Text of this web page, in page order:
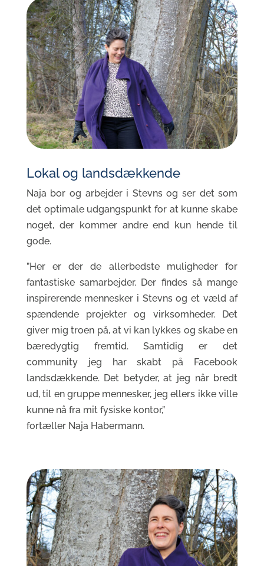
Lokal og landsdækkende
Naja bor og arbejder i Stevns og ser det som
det optimale udgangspunkt for at kunne skabe
noget, der kommer andre end kun hende til
gode.
”Her er der de allerbedste muligheder for
fantastiske samarbejder. Der findes så mange
inspirerende mennesker i Stevns og et væld af
spændende projekter og virksomheder. Det
giver mig troen på, at vi kan lykkes og skabe en
bæredygtig fremtid. Samtidig er det
community jeg har skabt på Facebook
landsdækkende. Det betyder, at jeg når bredt
ud, til en gruppe mennesker, jeg ellers ikke ville
kunne nå fra mit fysiske kontor,”
fortæller Naja Habermann.